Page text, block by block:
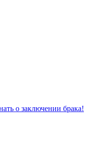
о заключении брака!